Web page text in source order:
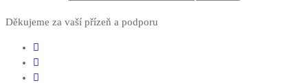
Děkujeme za vaší přízeň a podporu